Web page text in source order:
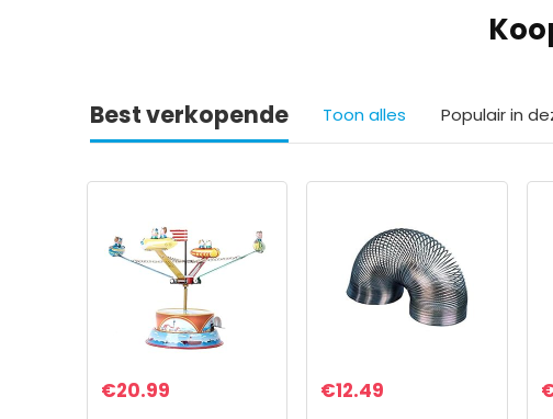
Best verkopende Toon alles Populair in
€20.99 €12.49